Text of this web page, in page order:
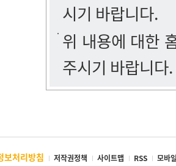
시기 바랍니다.
위 내용에 대한
주시기 바랍니다.
보처리방침 저작권정책 사이트맵 RSS 모바